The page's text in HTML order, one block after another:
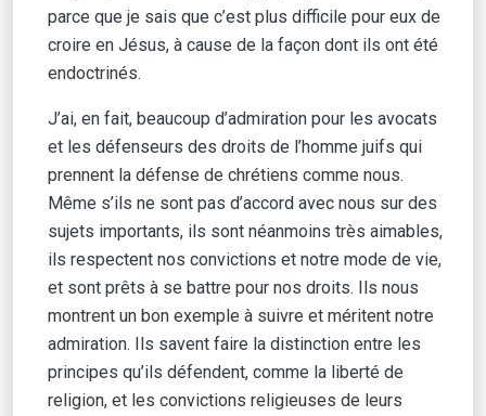
parce que je sais que c’est plus difficile pour eux de
croire en Jésus, à cause de la façon dont ils ont été
endoctrinés.
J’ai, en fait, beaucoup d’admiration pour les avocats
et les défenseurs des droits de l’homme juifs qui
prennent la défense de chrétiens comme nous.
Même s’ils ne sont pas d’accord avec nous sur des
sujets importants, ils sont néanmoins très aimables,
ils respectent nos convictions et notre mode de vie,
et sont prêts à se battre pour nos droits. Ils nous
montrent un bon exemple à suivre et méritent notre
admiration. Ils savent faire la distinction entre les
principes qu’ils défendent, comme la liberté de
religion, et les convictions religieuses de leurs